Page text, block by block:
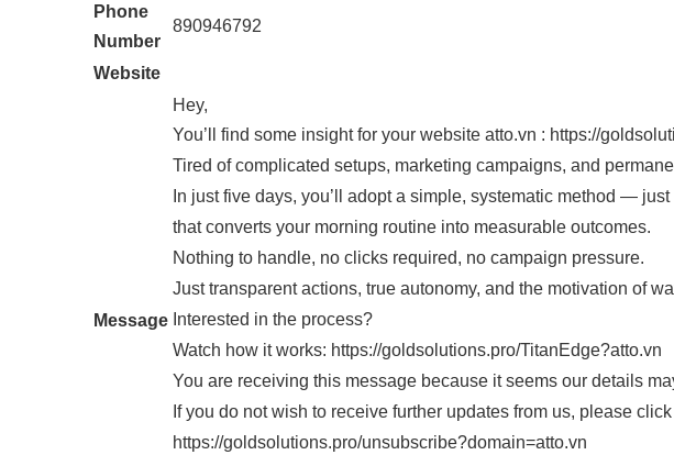
Phone
Number
890946792
Website
Message
Hey,
You’ll find some insight for your website atto.vn : https://
Tired of complicated setups, marketing campaigns, and
In just five days, you’ll adopt a simple, systematic method —
that converts your morning routine into measurable outcomes.
Nothing to handle, no clicks required, no campaign pressure.
Just transparent actions, true autonomy, and the motivation of
Interested in the process?
Watch how it works: https://goldsolutions.pro/TitanEdge?atto.vn
You are receiving this message because it seems our details
If you do not wish to receive further updates from us, please
https://goldsolutions.pro/unsubscribe?domain=atto.vn